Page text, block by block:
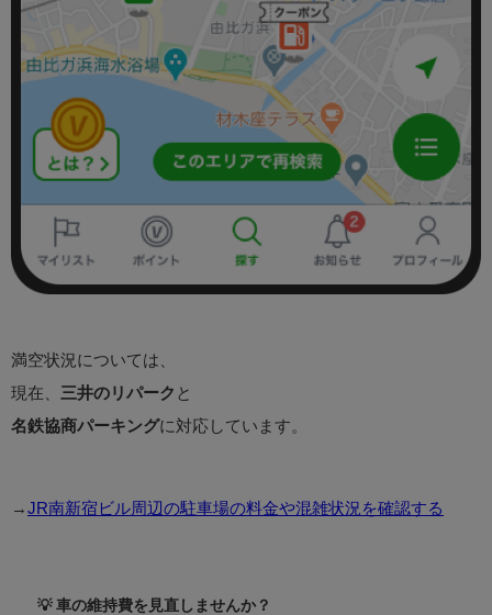
満空状況については、
現在、 三井のリパーク と
名鉄協商パーキングに対応しています。
→ JR南新宿ビル周辺の駐車場の料金や混雑状況を確認する
💡 車の維持費を見直しませんか？